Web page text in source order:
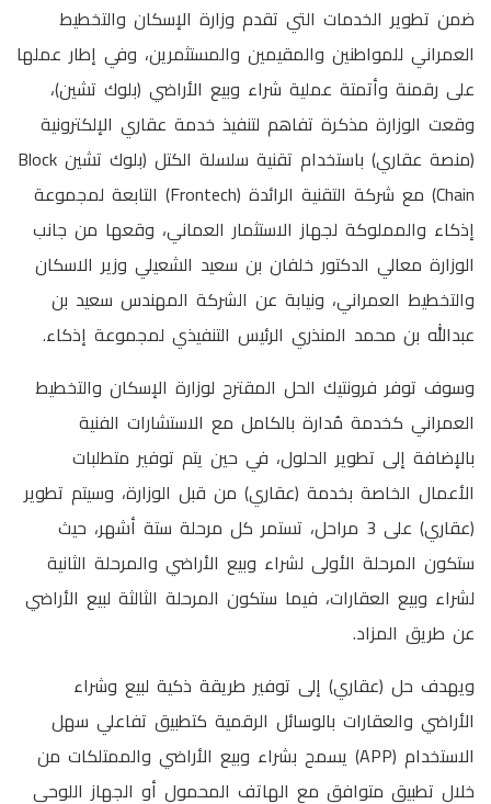
ضمن تطوير الخدمات التي تقدم وزارة الإسكان والتخطيط
العمراني للمواطنين والمقيمين والمستثمرين، وفي إطار عملها
على رقمنة وأتمتة عملية شراء وبيع الأراضي (بلوك تشين)،
وقعت الوزارة مذكرة تفاهم لتنفيذ خدمة عقاري الإلكترونية
(منصة عقاري) باستخدام تقنية سلسلة الكتل (بلوك تشين Block
Chain) مع شركة التقنية الرائدة (Frontech) التابعة لمجموعة
إذكاء والمملوكة لجهاز الاستثمار العماني، وقعها من جانب
الوزارة معالي الدكتور خلفان بن سعيد الشعيلي وزير الاسكان
والتخطيط العمراني، ونيابة عن الشركة المهندس سعيد بن
عبدالله بن محمد المنذري الرئيس التنفيذي لمجموعة إذكاء.
وسوف توفر فرونتيك الحل المقترح لوزارة الإسكان والتخطيط
العمراني كخدمة مُدارة بالكامل مع الاستشارات الفنية
بالإضافة إلى تطوير الحلول، في حين يتم توفير متطلبات
الأعمال الخاصة بخدمة (عقاري) من قبل الوزارة، وسيتم تطوير
(عقاري) على 3 مراحل، تستمر كل مرحلة ستة أشهر، حيث
ستكون المرحلة الأولى لشراء وبيع الأراضي والمرحلة الثانية
لشراء وبيع العقارات، فيما ستكون المرحلة الثالثة لبيع الأراضي
عن طريق المزاد.
ويهدف حل (عقاري) إلى توفير طريقة ذكية لبيع وشراء
الأراضي والعقارات بالوسائل الرقمية كتطبيق تفاعلي سهل
الاستخدام (APP) يسمح بشراء وبيع الأراضي والممتلكات من
خلال تطبيق متوافق مع الهاتف المحمول أو الجهاز اللوحي